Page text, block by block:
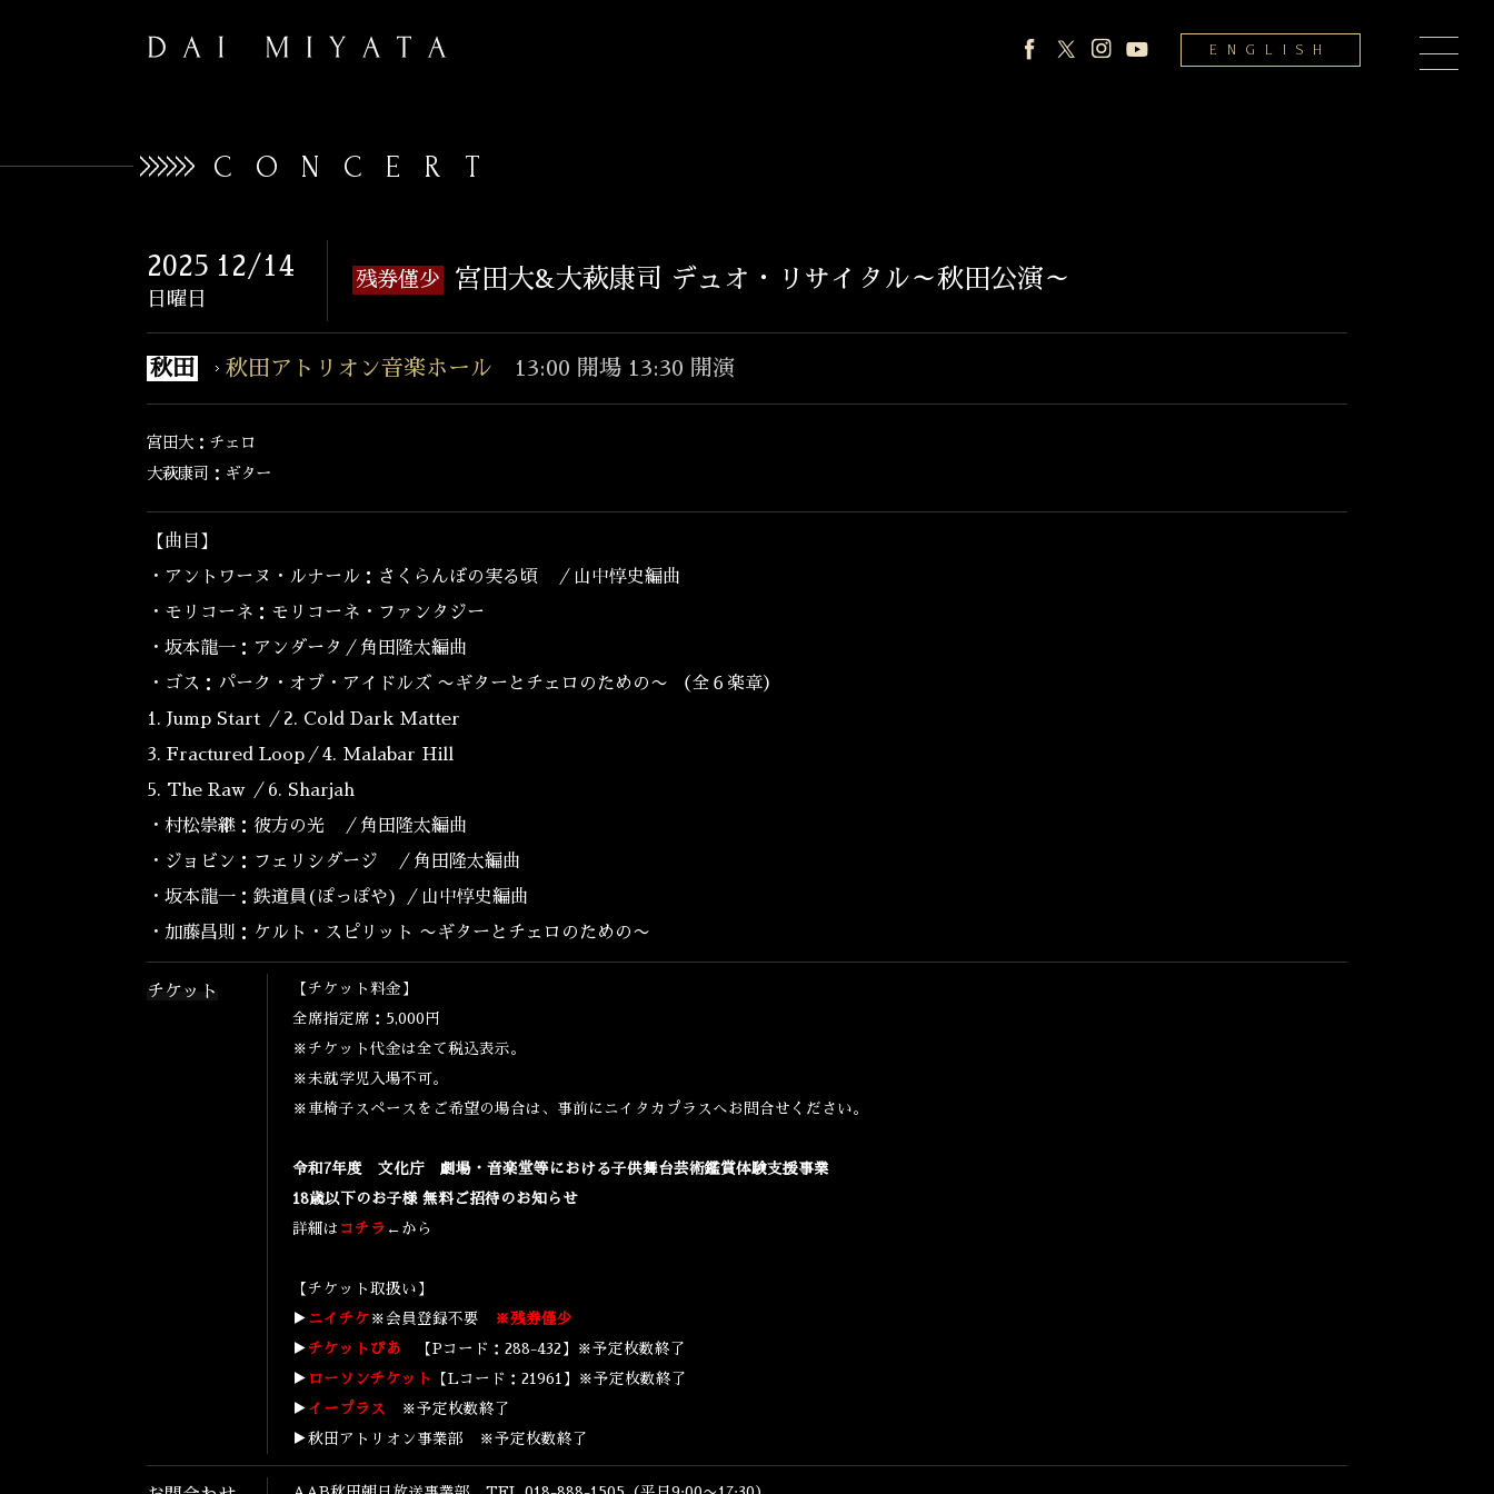
TOP
BIOGRAPHY
DISCOGRAPHY
CONTACT
ENGLISH
CONCERT
2025 12/14
日曜日
残券僅少 宮田大&大萩康司 デュオ・リサイタル～秋田公演～
秋田 秋田アトリオン音楽ホール 13:00 開場 13:30 開演
宮田大：チェロ
大萩康司：ギター
【曲目】
・アントワーヌ・ルナール：さくらんぼの実る頃 ／山中惇史編曲
・モリコーネ：モリコーネ・ファンタジー
・坂本龍一：アンダータ／角田隆太編曲
・ゴス：パーク・オブ・アイドルズ 〜ギターとチェロのための〜 （全６楽章）
1. Jump Start ／2. Cold Dark Matter
3. Fractured Loop／4. Malabar Hill
5. The Raw ／6. Sharjah
・村松崇継：彼方の光 ／角田隆太編曲
・ジョビン：フェリシダージ ／角田隆太編曲
・坂本龍一：鉄道員(ぽっぽや) ／山中惇史編曲
・加藤昌則：ケルト・スピリット 〜ギターとチェロのための〜
チケット 【チケット料金】
全席指定席：5,000円
※チケット代金は全て税込表示。
※未就学児入場不可。
※車椅子スペースをご希望の場合は、事前にニイタカプラスへお問合せください。
令和7年度 文化庁 劇場・音楽堂等における子供舞台芸術鑑賞体験支援事業
18歳以下のお子様 無料ご招待のお知らせ
詳細は コチラ ←から
【チケット取扱い】
▶ ニイチケ ※会員登録不要 ※残券僅少
▶ チケットぴあ 【Pコード：288-432】※予定枚数終了
▶ ローソンチケット 【Lコード：21961】※予定枚数終了
▶ イープラス ※予定枚数終了
▶秋田アトリオン事業部 ※予定枚数終了